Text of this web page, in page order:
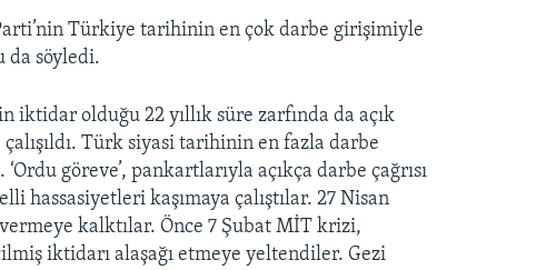
Türkiye tarihinin en çok darbe girişimiyle
da söyledi.
iktidar olduğu 22 yıllık süre zarfında da açık
Türk siyasi tarihinin en fazla darbe
göreve’, pankartlarıyla açıkça darbe çağrısı
hassasiyetleri kaşımaya çalıştılar. 27 Nisan
kalktılar. Önce 7 Şubat MİT krizi,
iktidarı alaşağı etmeye yeltendiler. Gezi